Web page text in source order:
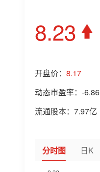
8.23
开盘价： 8.17
动态市盈率： -6.86
流通股本： 7.97亿
分时图 日K